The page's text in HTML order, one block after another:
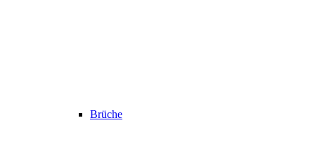
Brüche